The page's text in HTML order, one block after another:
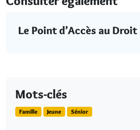
Le Point d’Accès au Droit
Mots-clés
Famille Jeune Sénior